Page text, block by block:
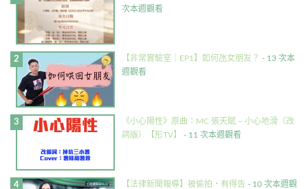
次本週觀看
【非常實驗室｜EP1】如何氹女朋友？ - 13 次本
週觀看
《小心陽性》原曲：MC 張天賦 – 小心地滑（改
詞版）【形TV】 - 11 次本週觀看
【法律新聞報導】被偷拍・有得告 - 10 次本週觀